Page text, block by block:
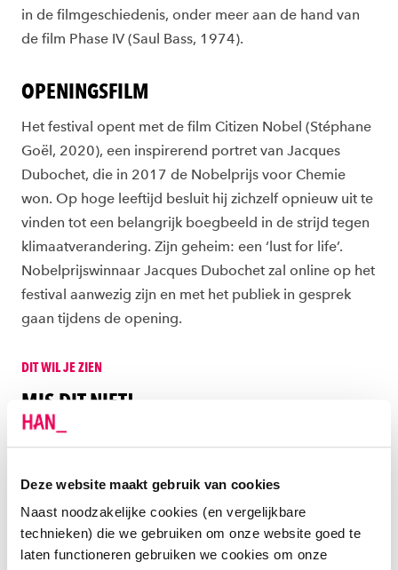
Deze website maakt gebruik van cookies
Naast noodzakelijke cookies (en vergelijkbare
technieken) die we gebruiken om onze website goed te
laten functioneren gebruiken we cookies om onze
in de filmgeschiedenis, onder meer aan de hand van
de film Phase IV (Saul Bass, 1974).
OPENINGSFILM
Het festival opent met de film Citizen Nobel (Stéphane
Goël, 2020), een inspirerend portret van Jacques
Dubochet, die in 2017 de Nobelprijs voor Chemie
won. Op hoge leeftijd besluit hij zichzelf opnieuw uit te
vinden tot een belangrijk boegbeeld in de strijd tegen
klimaatverandering. Zijn geheim: een ‘lust for life’.
Nobelprijswinnaar Jacques Dubochet zal online op het
festival aanwezig zijn en met het publiek in gesprek
gaan tijdens de opening.
DIT WIL JE ZIEN
MIS DIT NIET!
Tijdens InScience zijn er enorm veel wetenschapsfilms
aantal voor je op een rij:
Resilience - James Redford /